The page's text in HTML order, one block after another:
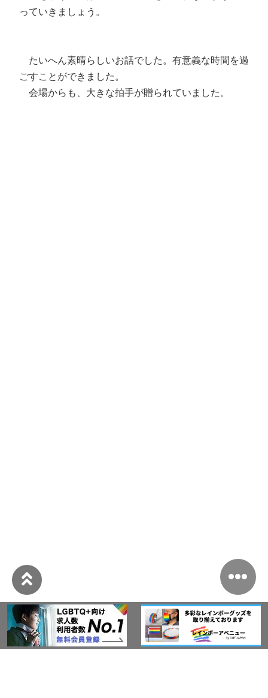
っていきましょう。
たいへん素晴らしいお話でした。有意義な時間を過
ごすことができました。
会場からも、大きな拍手が贈られていました。